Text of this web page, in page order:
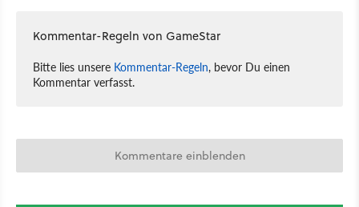
Kommentar-Regeln von GameStar
Bitte lies unsere Kommentar-Regeln, bevor Du einen
Kommentar verfasst.
Kommentare einblenden